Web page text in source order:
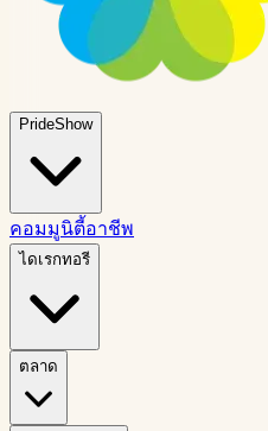
PrideShow
คอมมูนิตี้อาชีพ
ไดเรกทอรี
ตลาด